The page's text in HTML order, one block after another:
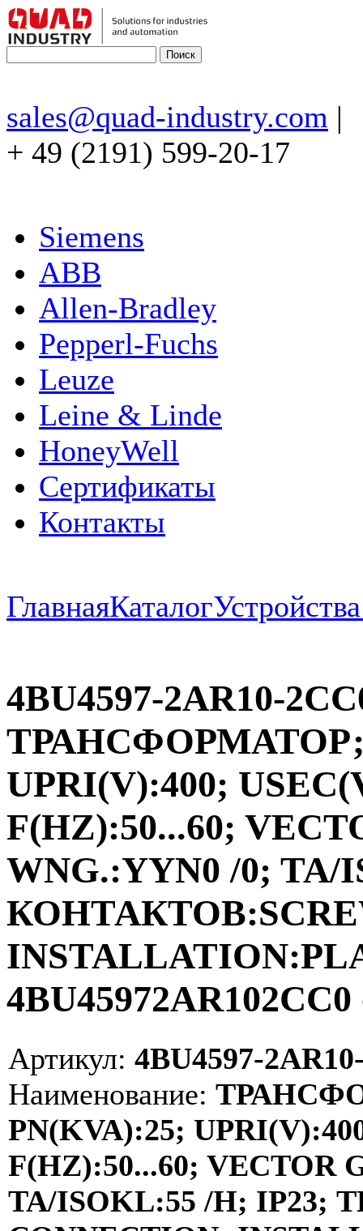
sales@quad-industry.com |
+ 49 (2191) 599-20-17
Siemens
ABB
Allen-Bradley
Pepperl-Fuchs
Leuze
Leine & Linde
HoneyWell
Сертификаты
Контакты
ГлавнаяКаталог
4BU4597-2AR10-
UPRI(V):400;
F(HZ):50...60;
WNG.:YYN0 /0;
Артикул: 4BU4597-
Наименование:
PN(KVA):25;
F(HZ):50...60; VECTOR
TA/ISOKL:55 /H;